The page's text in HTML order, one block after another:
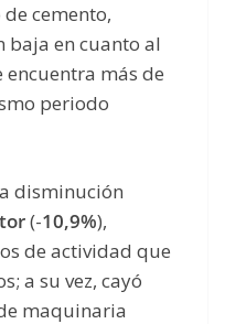
cemento,
baja en cuanto al
más de
periodo
disminución
(-10,9%),
de actividad que
a su vez, cayó
maquinaria